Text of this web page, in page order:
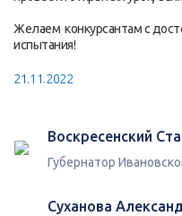
Желаем конкурсантам с
испытания!
21.11.2022
Воскресенский
Губернатор
Суханова